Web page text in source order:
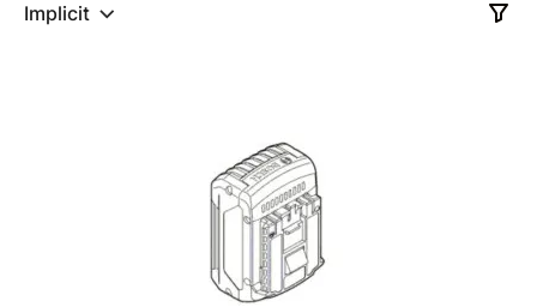
Implicit